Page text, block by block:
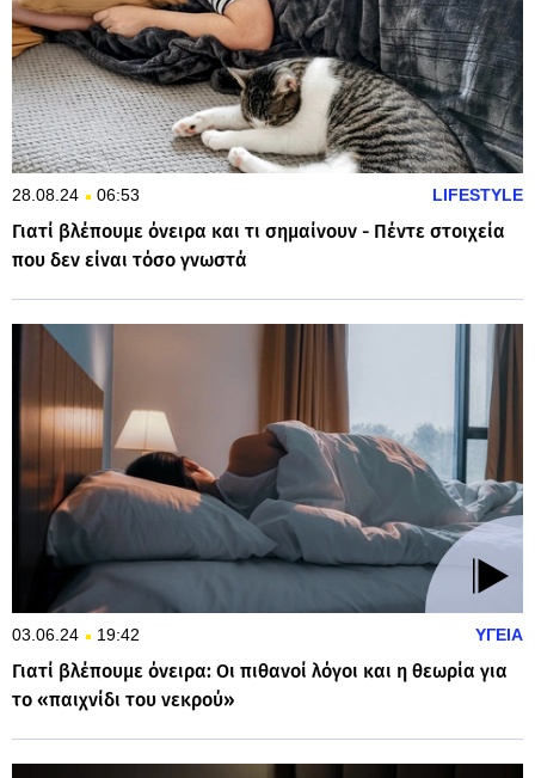
28.08.24 06:53 LIFESTYLE
Γιατί βλέπουμε όνειρα και τι σημαίνουν - Πέντε στοιχεία
που δεν είναι τόσο γνωστά
03.06.24 19:42 ΥΓΕΙΑ
Γιατί βλέπουμε όνειρα: Οι πιθανοί λόγοι και η θεωρία για
το «παιχνίδι του νεκρού»